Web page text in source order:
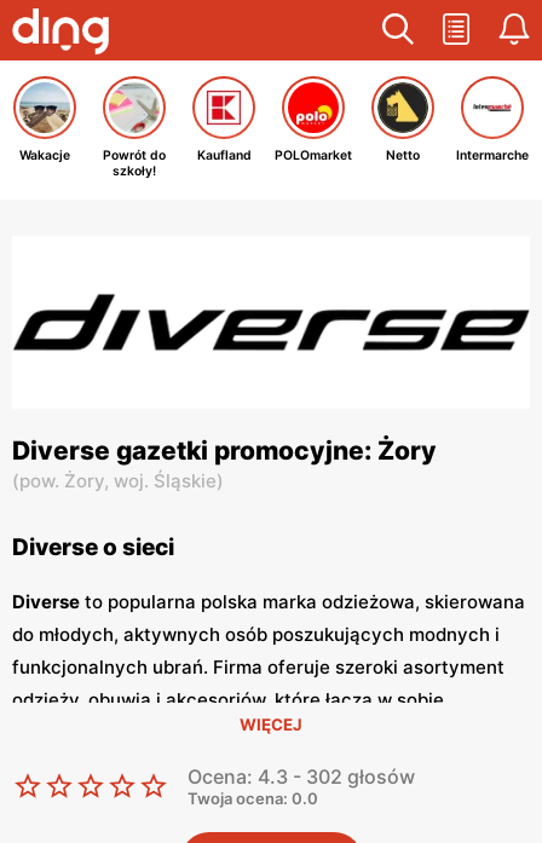
Wakacje
Powrót do
szkoły!
Kaufland POLOmarket Netto Intermarche
Diverse gazetki promocyjne: Żory
(pow. Żory, woj. Śląskie)
Diverse o sieci
Diverse to popularna polska marka odzieżowa, skierowana
do młodych, aktywnych osób poszukujących modnych i
funkcjonalnych ubrań. Firma oferuje szeroki asortyment
odzieży, obuwia i akcesoriów, które łączą w sobie
nowoczesny design i wysoką jakość wykonania. Klienci
niskie ceny oraz częste promocje
umożliwiają zakupy w korzystnych warunkach. Jednym z
kluczowych elementów strategii marketingowej
WIĘCEJ
Ocena: 4.3 - 302 głosów
Twoja ocena: 0.0